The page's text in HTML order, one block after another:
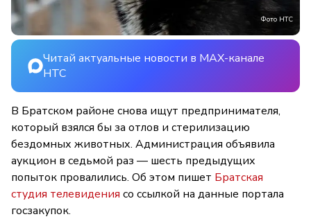
Фото НТС
Читай актуальные новости в MAX-канале
НТС
В Братском районе снова ищут предпринимателя,
который взялся бы за отлов и стерилизацию
бездомных животных. Администрация объявила
аукцион в седьмой раз — шесть предыдущих
попыток провалились. Об этом пишет Братская
студия телевидения со ссылкой на данные портала
госзакупок.